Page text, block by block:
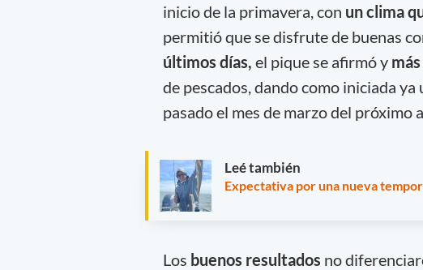
inicio de la primavera, con un clima
permitió que se disfrute de buenas
últimos días, el pique se afirmó y
de pescados, dando como iniciada
pasado el mes de marzo del próximo
Leé también
Expectativa por una nueva
Los buenos resultados no